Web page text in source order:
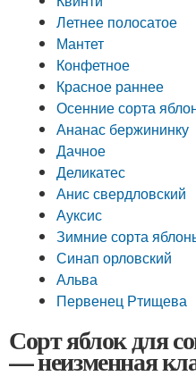
Летнее полосатое
Мантет
Конфетное
Красное раннее
Осенние сорта
Ананас бержининку
Дачное
Деликатес
Анис свердловский
Ауксис
Зимние сорта
Синап орловский
Альва
Первенец Ртищева
Сорт яблок для
— неизменная